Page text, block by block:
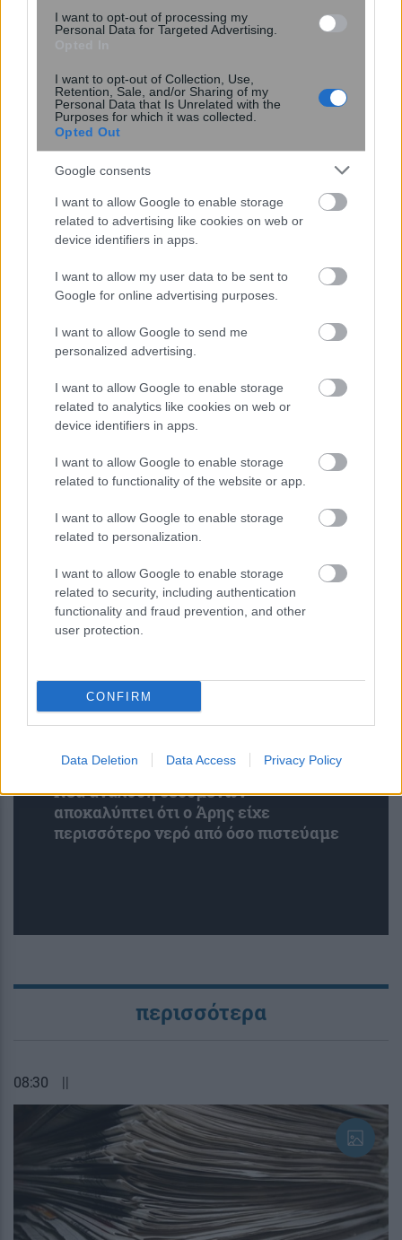
I want to opt-out of processing my
Personal Data for Targeted Advertising.
I want to opt-out of Collection, Use,
Retention, Sale, and/or Sharing of my
Personal Data that Is Unrelated with the
Purposes for which it was collected.
Opted Out
Google consents
I want to allow Google to enable storage
related to advertising like cookies on web or
device identifiers in apps.
I want to allow my user data to be sent to
Google for online advertising purposes.
I want to allow Google to send me
personalized advertising.
I want to allow Google to enable storage
related to analytics like cookies on web or
device identifiers in apps.
I want to allow Google to enable storage
related to functionality of the website or app.
I want to allow Google to enable storage
related to personalization.
I want to allow Google to enable storage
related to security, including authentication
functionality and fraud prevention, and other
user protection.
CONFIRM
Data Deletion Data Access Privacy Policy
«Μου έδιναν 2,5 χρόνια ζωής»: Η
ιστορία της γυναίκας που νίκησε τα
προγνωστικά και έδωσε φωνή στους
ασθενείς
Ψεύτικες ενημερώσεις Adobe και
Zoom εγκαθιστούν κακόβουλο
πρόσβασης
Νέα ανάλυση δεδομένων
αποκαλύπτει ότι ο Άρης είχε
περισσότερο νερό από όσο πιστεύαμε
περισσότερα
08:30 ||